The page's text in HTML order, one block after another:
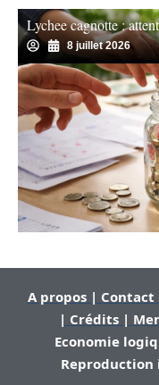
Lychee cagnotte :
8 juillet 2026
A propos |
| Crédits |
Economie